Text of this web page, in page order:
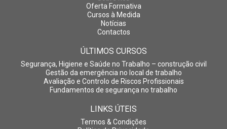
Oferta Formativa
Cursos à Medida
Notícias
Contactos
ÚLTIMOS CURSOS
Segurança, Higiene e Saúde no Trabalho – construção civil
Gestão da emergência no local de trabalho
Avaliação e Controlo de Riscos Profissionais
Fundamentos de segurança no trabalho
LINKS ÚTEIS
Termos & Condições